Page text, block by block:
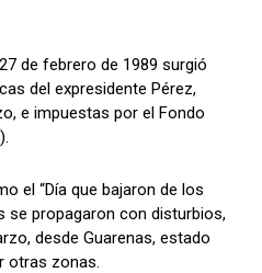
de febrero de 1989 surgió
del expresidente Pérez,
e impuestas por el Fondo
el “Día que bajaron de los
se propagaron con disturbios,
desde Guarenas, estado
otras zonas.